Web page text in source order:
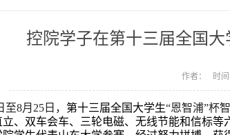
控院学子在第十三届全国
作者： 时间
至8月25日， 第十三届全国大学生“恩智浦”杯
立、双车会车、三轮电磁、无线节能和信标